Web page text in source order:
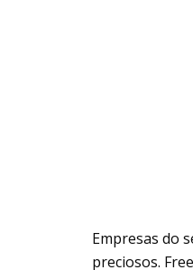
Empresas do
preciosos.